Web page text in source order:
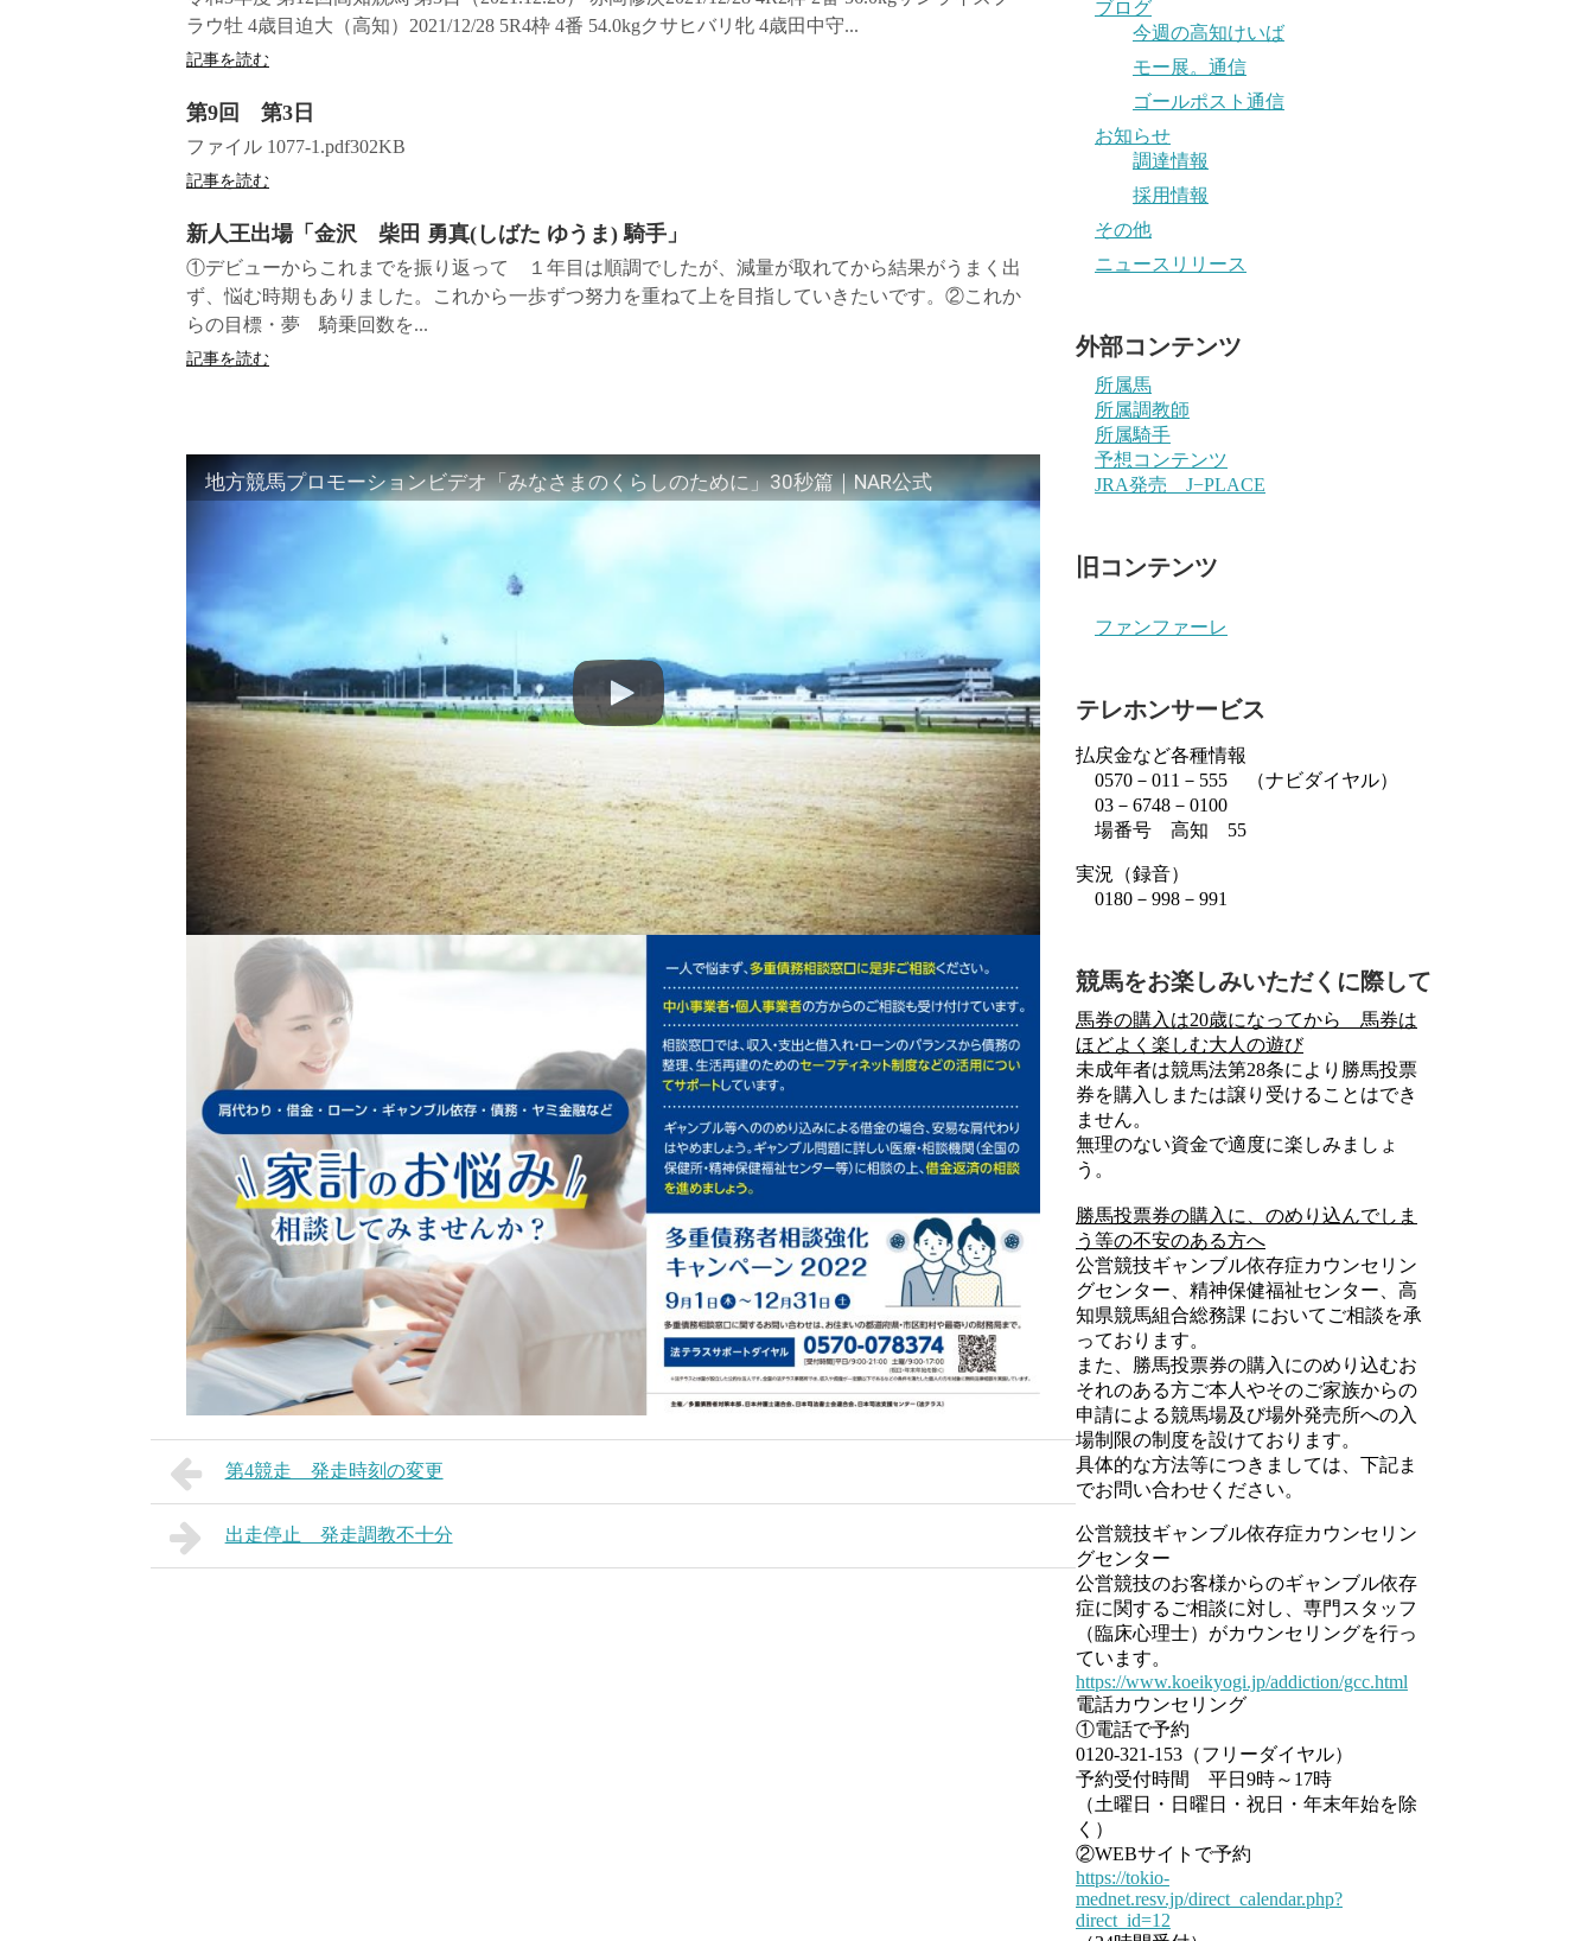
ラウ牡 4歳目迫大（高知）2021/12/28 5R4枠 4番 54.0kgクサヒバリ牝 4歳田中守...
記事を読む
第9回 第3日
ファイル 1077-1.pdf302KB
記事を読む
新人王出場「金沢 柴田 勇真(しばた ゆうま) 騎手」
①デビューからこれまでを振り返って １年目は順調でしたが、減量が取れてから結果がうまく出
ず、悩む時期もありました。これから一歩ずつ努力を重ねて上を目指していきたいです。②これか
らの目標・夢 騎乗回数を...
記事を読む
地方競馬プロモーションビデオ「みなさまのくらしのために」30秒篇｜NAR公式
第4競走 発走時刻の変更
出走停止 発走調教不十分
ブログ
今週の高知けいば
モー展。通信
ゴールポスト通信
お知らせ
調達情報
採用情報
その他
ニュースリリース
外部コンテンツ
所属馬
所属調教師
所属騎手
予想コンテンツ
JRA発売 J−PLACE
旧コンテンツ
ファンファーレ
テレホンサービス
払戻金など各種情報
0570－011－555 （ナビダイヤル）
03－6748－0100
場番号 高知 55
実況（録音）
0180－998－991
競馬をお楽しみいただくに際して
馬券の購入は20歳になってから 馬券は
ほどよく楽しむ大人の遊び
未成年者は競馬法第28条により勝馬投票
券を購入しまたは譲り受けることはでき
ません。
無理のない資金で適度に楽しみましょ
う。
勝馬投票券の購入に、のめり込んでしま
う等の不安のある方へ
公営競技ギャンブル依存症カウンセリン
グセンター、精神保健福祉センター、高
知県競馬組合総務課 においてご相談を承
っております。
また、勝馬投票券の購入にのめり込むお
それのある方ご本人やそのご家族からの
申請による競馬場及び場外発売所への入
場制限の制度を設けております。
具体的な方法等につきましては、下記ま
でお問い合わせください。
公営競技ギャンブル依存症カウンセリン
グセンター
公営競技のお客様からのギャンブル依存
症に関するご相談に対し、専門スタッフ
（臨床心理士）がカウンセリングを行っ
ています。
https://www.koeikyogi.jp/addiction/gcc.html
電話カウンセリング
①電話で予約
0120-321-153（フリーダイヤル）
予約受付時間 平日9時～17時
（土曜日・日曜日・祝日・年末年始を除
く）
②WEBサイトで予約
https://tokio-
mednet.resv.jp/direct_calendar.php?
direct_id=12